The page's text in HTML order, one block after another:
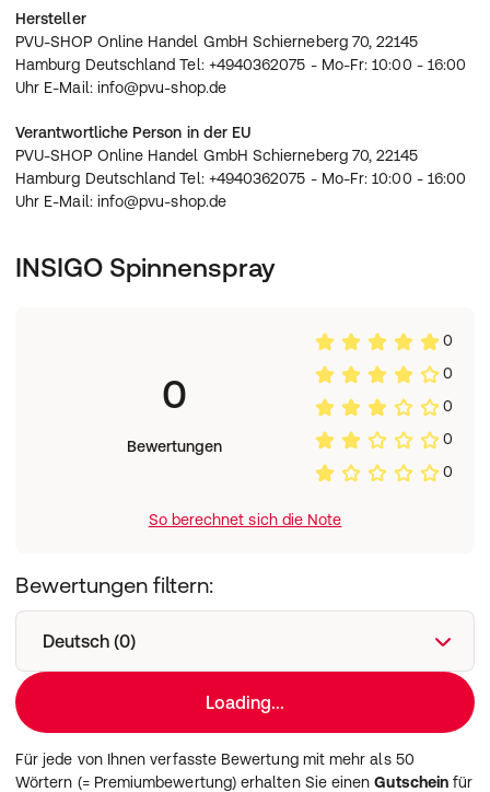
Larvenentwicklung
PVU-SHOP Online Handel GmbH Schierneberg 70, 22145
Hamburg Deutschland Tel: +4940362075 - Mo-Fr: 10:00
- 16:00 Uhr E-Mail: info@pvu-shop.de
Hersteller
PVU-SHOP Online Handel GmbH Schierneberg 70, 22145
Hamburg Deutschland Tel: +4940362075 - Mo-Fr: 10:00 - 16:00
Uhr E-Mail: info@pvu-shop.de
Verantwortliche Person in der EU
PVU-SHOP Online Handel GmbH Schierneberg 70, 22145
Hamburg Deutschland Tel: +4940362075 - Mo-Fr: 10:00 - 16:00
Uhr E-Mail: info@pvu-shop.de
INSIGO Spinnenspray
0
Bewertungen
0
0
0
0
0
So berechnet sich die Note
Bewertungen filtern:
Deutsch (0)
Loading...
Für jede von Ihnen verfasste Bewertung mit mehr als 50
Wörtern (= Premiumbewertung) erhalten Sie einenGutschein für